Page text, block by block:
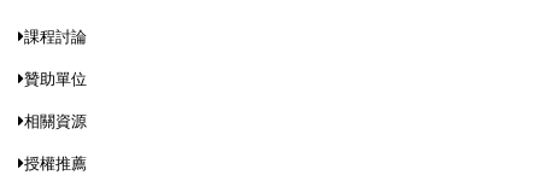
課程討論
贊助單位
相關資源
授權推薦